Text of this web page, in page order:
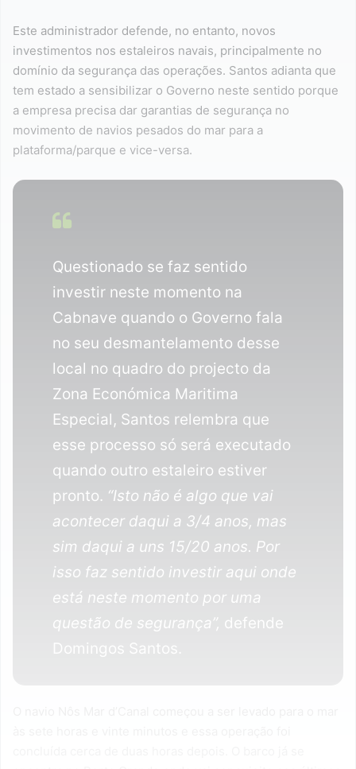
Este administrador defende, no entanto, novos
investimentos nos estaleiros navais, principalmente no
domínio da segurança das operações. Santos adianta que
tem estado a sensibilizar o Governo neste sentido porque
a empresa precisa dar garantias de segurança no
movimento de navios pesados do mar para a
plataforma/parque e vice-versa.
Questionado se faz sentido
investir neste momento na
Cabnave quando o Governo fala
no seu desmantelamento desse
local no quadro do projecto da
Zona Económica Maritima
Especial, Santos relembra que
esse processo só será executado
quando outro estaleiro estiver
pronto. “Isto não é algo que vai
acontecer daqui a 3/4 anos, mas
sim daqui a uns 15/20 anos. Por
isso faz sentido investir aqui onde
está neste momento por uma
questão de segurança”, defende
Domingos Santos.